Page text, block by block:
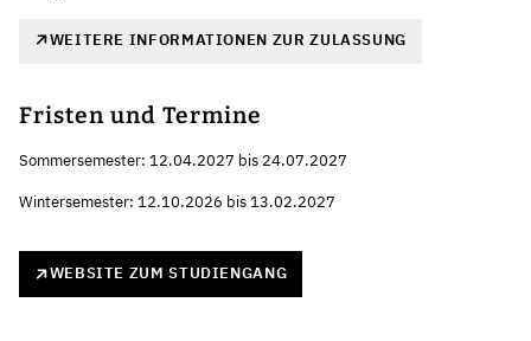
WEITERE INFORMATIONEN ZUR ZULASSUNG
Fristen und Termine
Sommersemester: 12.04.2027 bis 24.07.2027
Wintersemester: 12.10.2026 bis 13.02.2027
WEBSITE ZUM STUDIENGANG